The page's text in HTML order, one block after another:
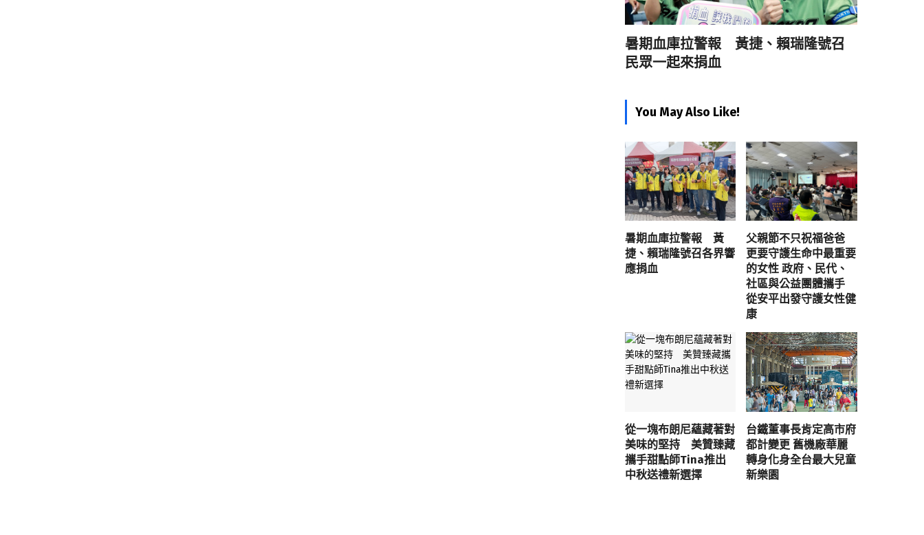
暑期血庫拉警報 黃捷、賴瑞隆號召
民眾一起來捐血
You May Also Like!
暑期血庫拉警報 黃
捷、賴瑞隆號召各界響
應捐血
父親節不只祝福爸爸
更要守護生命中最重要
的女性 政府、民代、
社區與公益團體攜手
從安平出發守護女性健
康
從一塊布朗尼蘊藏著對
美味的堅持 美贊臻藏
攜手甜點師Tina推出
中秋送禮新選擇
台鐵董事長肯定高市府
都計變更 舊機廠華麗
轉身化身全台最大兒童
新樂園